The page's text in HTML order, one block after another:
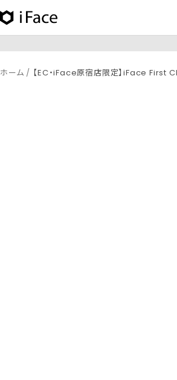
コ
ン
ツ
iFace
日
本
公ホーム 【EC・iFace原宿店限定】iFace First